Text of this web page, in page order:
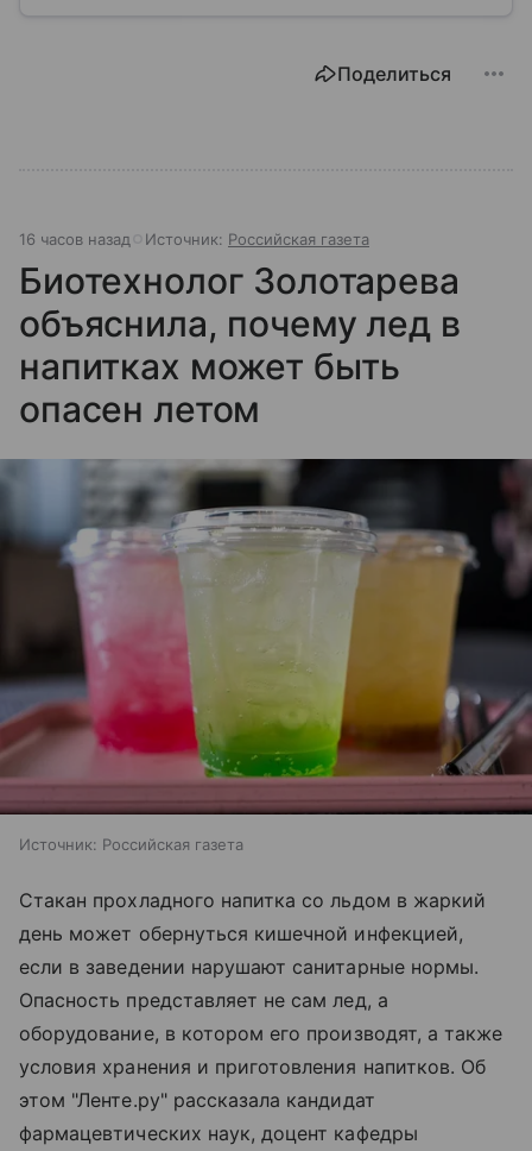
её работа важна для каждого жителя России.
Поделиться
16 часов назад Источник: Российская газета
Биотехнолог Золотарева
объяснила, почему лед в
напитках может быть
опасен летом
Источник: Российская газета
Стакан прохладного напитка со льдом в жаркий
день может обернуться кишечной инфекцией,
если в заведении нарушают санитарные нормы.
Опасность представляет не сам лед, а
оборудование, в котором его производят, а также
условия хранения и приготовления напитков. Об
этом "Ленте.ру" рассказала кандидат
фармацевтических наук, доцент кафедры